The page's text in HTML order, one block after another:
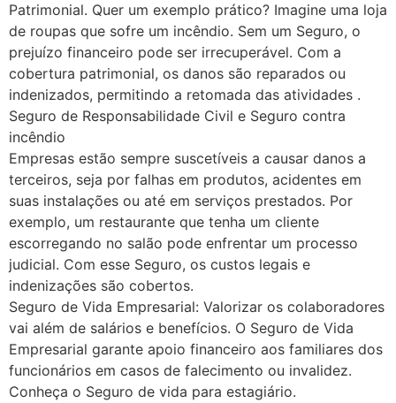
Patrimonial. Quer um exemplo prático? Imagine uma loja
de roupas que sofre um incêndio. Sem um Seguro, o
prejuízo financeiro pode ser irrecuperável. Com a
cobertura patrimonial, os danos são reparados ou
indenizados, permitindo a retomada das atividades .
Seguro de Responsabilidade Civil e Seguro contra
incêndio
Empresas estão sempre suscetíveis a causar danos a
terceiros, seja por falhas em produtos, acidentes em
suas instalações ou até em serviços prestados. Por
exemplo, um restaurante que tenha um cliente
escorregando no salão pode enfrentar um processo
judicial. Com esse Seguro, os custos legais e
indenizações são cobertos.
Seguro de Vida Empresarial: Valorizar os colaboradores
vai além de salários e benefícios. O Seguro de Vida
Empresarial garante apoio financeiro aos familiares dos
funcionários em casos de falecimento ou invalidez.
Conheça o Seguro de vida para estagiário.